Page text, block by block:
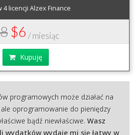
4 licencji Alzex Finance
$6 / miesiąc
Kupuję
programowych może działać na
oprogramowanie do pieniędzy
bądź niewłaściwe. Wasz
wydaje mi się łatwy w